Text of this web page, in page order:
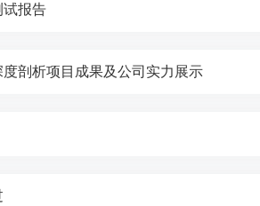
报告
剖析项目成果及公司实力展示